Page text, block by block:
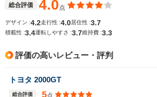
サイズ
(全長x全幅x全高)
1.69m
4.42m
総合評価 4.0点
デザイン :4.2走行性 :4.0 居住性 :3.7
積載性 :3.4運転しやすさ :3.7維持費 :3.3
評価の高いレビュー・評判
トヨタ 2000GT
総合評価 5